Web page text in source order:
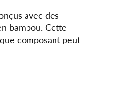
avec des
bambou. Cette
composant peut